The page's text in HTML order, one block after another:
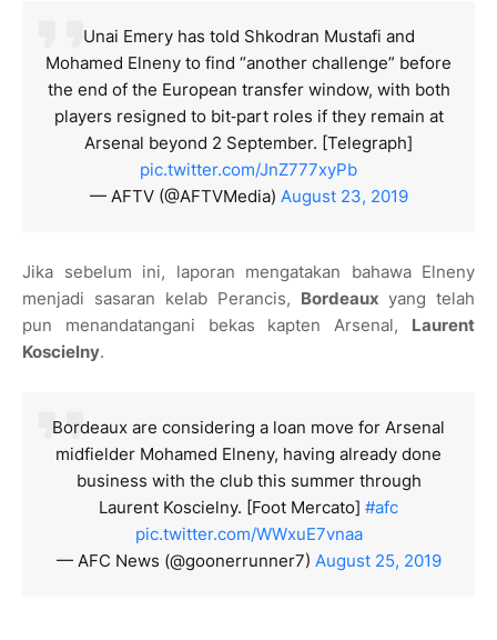
Unai Emery has told Shkodran Mustafi and
Mohamed Elneny to find “another challenge” before
the end of the European transfer window, with both
players resigned to bit‑part roles if they remain at
Arsenal beyond 2 September. [Telegraph]
pic.twitter.com/JnZ777xyPb
— AFTV (@AFTVMedia) August 23, 2019
Jika sebelum ini, laporan mengatakan bahawa Elneny
menjadi sasaran kelab Perancis, Bordeaux yang telah
pun menandatangani bekas kapten Arsenal, Laurent
Koscielny.
Bordeaux are considering a loan move for Arsenal
midfielder Mohamed Elneny, having already done
business with the club this summer through
Laurent Koscielny. [Foot Mercato] #afc
pic.twitter.com/WWxuE7vnaa
— AFC News (@goonerrunner7) August 25, 2019